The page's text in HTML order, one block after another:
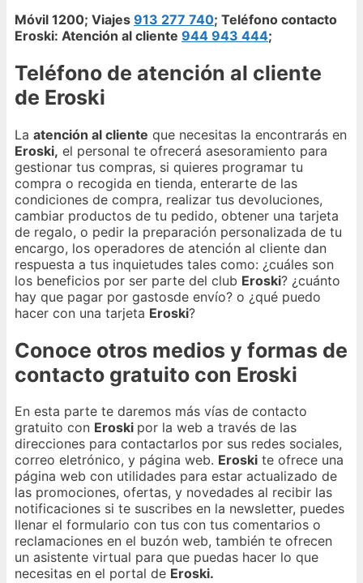
Móvil 1200; Viajes 913 277 740; Teléfono contacto
Eroski: Atención al cliente 944 943 444;
Teléfono de atención al cliente
de Eroski
La atención al cliente que necesitas la encontrarás en
Eroski, el personal te ofrecerá asesoramiento para
gestionar tus compras, si quieres programar tu
compra o recogida en tienda, enterarte de las
condiciones de compra, realizar tus devoluciones,
cambiar productos de tu pedido, obtener una tarjeta
de regalo, o pedir la preparación personalizada de tu
encargo, los operadores de atención al cliente dan
respuesta a tus inquietudes tales como: ¿cuáles son
los beneficios por ser parte del club Eroski? ¿cuánto
hay que pagar por gastosde envío? o ¿qué puedo
hacer con una tarjeta Eroski?
Conoce otros medios y formas de
contacto gratuito con Eroski
En esta parte te daremos más vías de contacto
gratuito con Eroski por la web a través de las
direcciones para contactarlos por sus redes sociales,
correo eletrónico, y página web. Eroski te ofrece una
página web con utilidades para estar actualizado de
las promociones, ofertas, y novedades al recibir las
notificaciones si te suscribes en la newsletter, puedes
llenar el formulario con tus con tus comentarios o
reclamaciones en el buzón web, también te ofrecen
un asistente virtual para que puedas hacer lo que
necesitas en el portal de Eroski.